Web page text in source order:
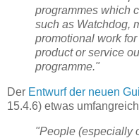
programmes which
such as Watchdog,
promotional work
product or service
programme."
Der Entwurf der neuen
15.4.6) etwas
"People (especially